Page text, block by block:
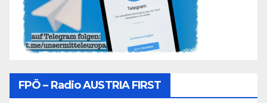
FPÖ – Radio AUSTRIA FIRST